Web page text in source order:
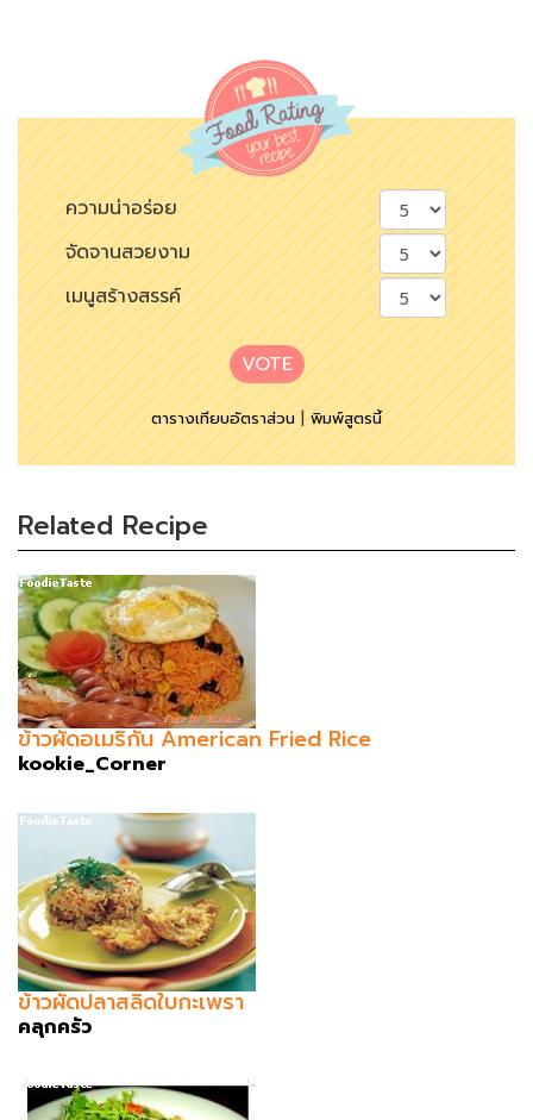
ความน่าอร่อย
จัดจานสวยงาม
เมนูสร้างสรรค์
VOTE
ตารางเทียบอัตราส่วน|พิมพ์สูตรนี้
Related Recipe
ข้าวผัดอเมริกัน American Fried Rice
kookie_Corner
ข้าวผัดปลาสลิดใบกะเพรา
คลุกครัว